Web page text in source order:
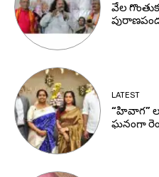
వేల
LATEST
“హివాగ”
ఘనంగా